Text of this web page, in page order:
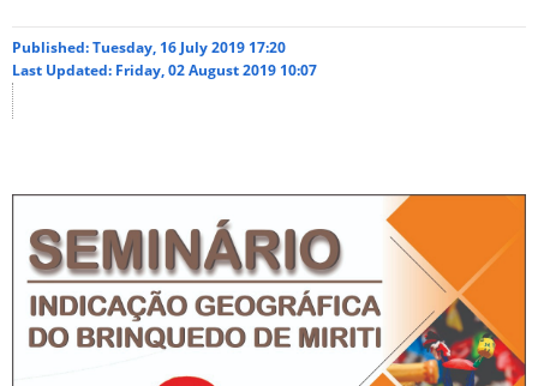
Published: Tuesday, 16 July 2019 17:20
Last Updated: Friday, 02 August 2019 10:07